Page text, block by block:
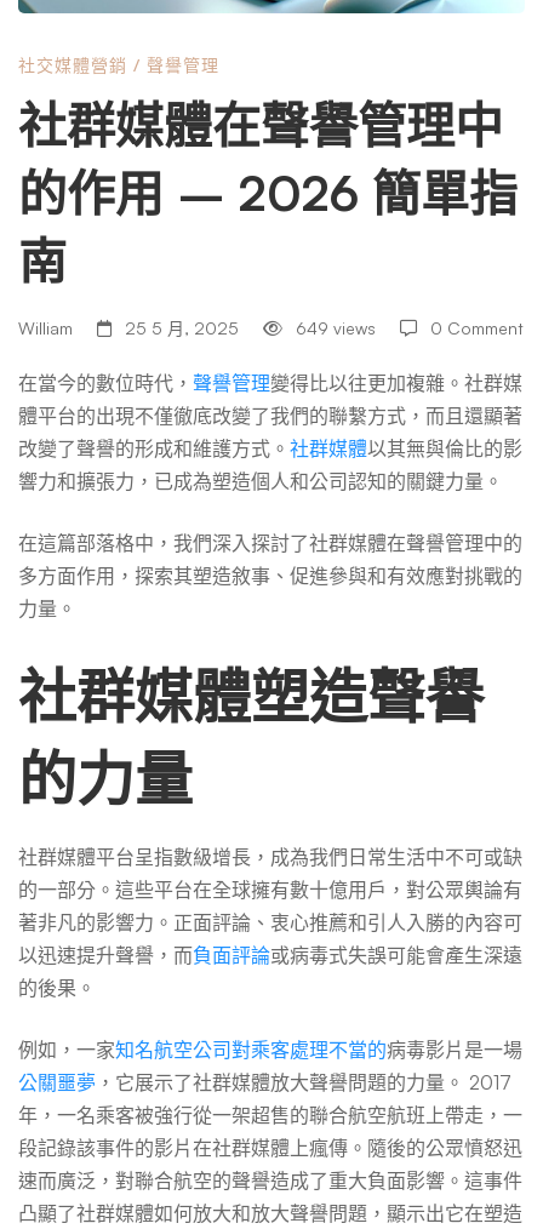
體
在
聲
譽
管
理
中
的
作
用
–
2026
簡
單
指
社交媒體營銷 / 聲譽管理
社群媒體在聲譽管理中
的作用 – 2026 簡單指
南
William 25 5 月, 2025 649 views 0 Comment
在當今的數位時代， 聲譽管理變得比以往更加複雜。社群媒
體平台的出現不僅徹底改變了我們的聯繫方式，而且還顯著
改變了聲譽的形成和維護方式。 社群媒體以其無與倫比的影
響力和擴張力，已成為塑造個人和公司認知的關鍵力量。
在這篇部落格中，我們深入探討了社群媒體在聲譽管理中的
多方面作用，探索其塑造敘事、促進參與和有效應對挑戰的
力量。
社群媒體塑造聲譽
的力量
社群媒體平台呈指數級增長，成為我們日常生活中不可或缺
的一部分。這些平台在全球擁有數十億用戶，對公眾輿論有
著非凡的影響力。正面評論、衷心推薦和引人入勝的內容可
以迅速提升聲譽，而負面評論或病毒式失誤可能會產生深遠
的後果。
例如，一家知名航空公司對乘客處理不當的病毒影片是一場
公關噩夢 ，它展示了社群媒體放大聲譽問題的力量。 2017
年，一名乘客被強行從一架超售的聯合航空航班上帶走，一
段記錄該事件的影片在社群媒體上瘋傳。隨後的公眾憤怒迅
速而廣泛，對聯合航空的聲譽造成了重大負面影響。這事件
凸顯了社群媒體如何放大和放大聲譽問題，顯示出它在塑造